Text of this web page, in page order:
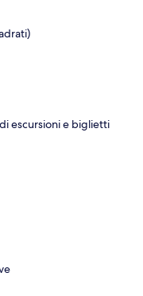
escursioni e biglietti